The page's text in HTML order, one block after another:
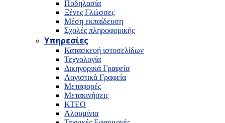
Ποδηλασία
Ξένες Γλώσσες
Μέση εκπαίδευση
Σχολές πληροφορικής
Υπηρεσίες
Κατασκευή ιστοσελίδων
Τεχνολογία
Δικηγορικά Γραφεία
Λογιστικά Γραφεία
Μεταφορές
Μετακινήσεις
ΚΤΕΟ
Αλουμίνια